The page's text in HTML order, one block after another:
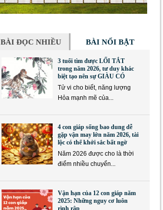
BÀI ĐỌC NHIỀU BÀI NỔI BẬT
3 tuổi tìm được LỐI TẮT
trong năm 2026, tư duy khác
biệt tạo nên sự GIÀU CÓ
Tử vi cho biết, năng lượng
Hỏa mạnh mẽ của...
4 con giáp sống bao dung dễ
gặp vận may lớn năm 2026, tài
lộc có thể khởi sắc bất ngờ
Năm 2026 được cho là thời
điểm nhiều chuyển...
Vận hạn của 12 con giáp năm
2025: Những nguy cơ luôn
rình rập